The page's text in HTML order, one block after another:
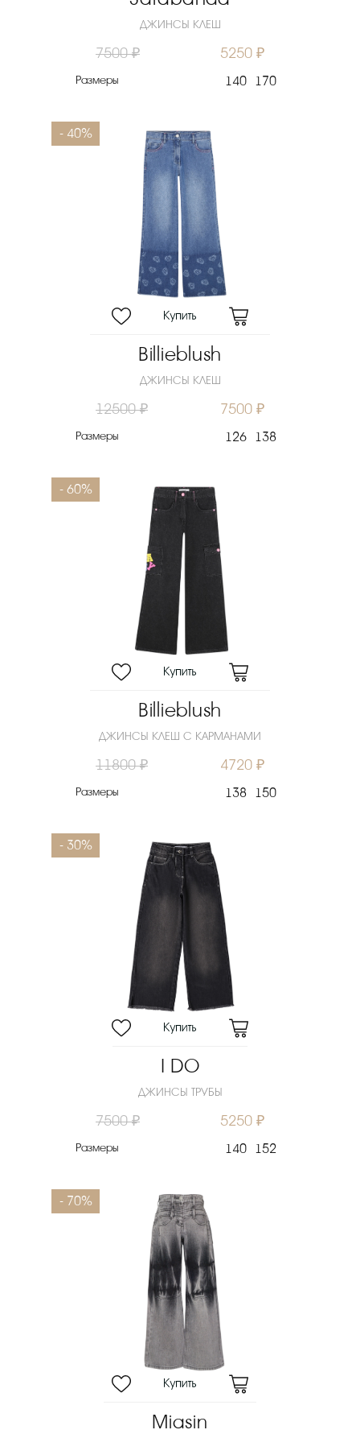
ДЖИНСЫ КЛЕШ
7500 ₽ 5250 ₽
Размеры 140 170
- 40%
Billieblush
ДЖИНСЫ КЛЕШ
12500 ₽ 7500 ₽
Размеры 126 138
- 60%
Billieblush
ДЖИНСЫ КЛЕШ С КАРМАНАМИ
11800 ₽ 4720 ₽
Размеры 138 150
- 30%
I DO
ДЖИНСЫ ТРУБЫ
7500 ₽ 5250 ₽
Размеры 140 152
- 70%
Miasin